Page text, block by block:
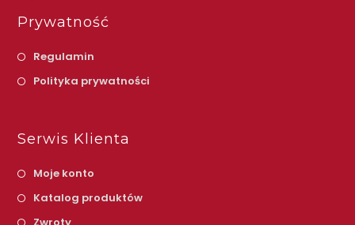
Prywatność
Regulamin
Polityka prywatności
Serwis Klienta
Moje konto
Katalog produktów